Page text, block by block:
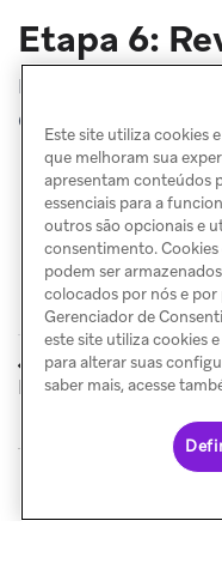
Etapa 6:
Depois de terminar
Canvas, revise os
ANTERIOR
KakaoTalk
© Braze.
Este site utiliza cookies
que melhoram sua
apresentam conteúdos
essenciais para a
outros são opcionais e
consentimento.
podem ser
colocados por nós e por
Gerenciador de
este site utiliza cookies
para alterar suas
saber mais, acesse